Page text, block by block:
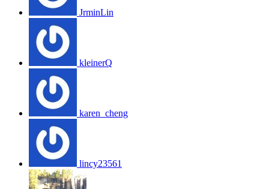
JrminLin
kleinerQ
karen_cheng
lincy23561